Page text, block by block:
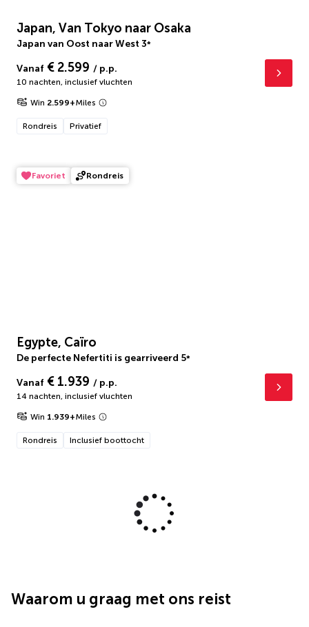
Japan, Van Tokyo naar Osaka
Japan van Oost naar West 3*
Vanaf € 2.599 / p.p.
10 nachten, inclusief vluchten
Win 2.599+Miles
Rondreis Privatief
Favoriet Rondreis
Egypte, Caïro
De perfecte Nefertiti is gearriveerd 5*
Vanaf € 1.939 / p.p.
14 nachten, inclusief vluchten
Win 1.939+Miles
Rondreis Inclusief boottocht
Waarom u graag met ons reist